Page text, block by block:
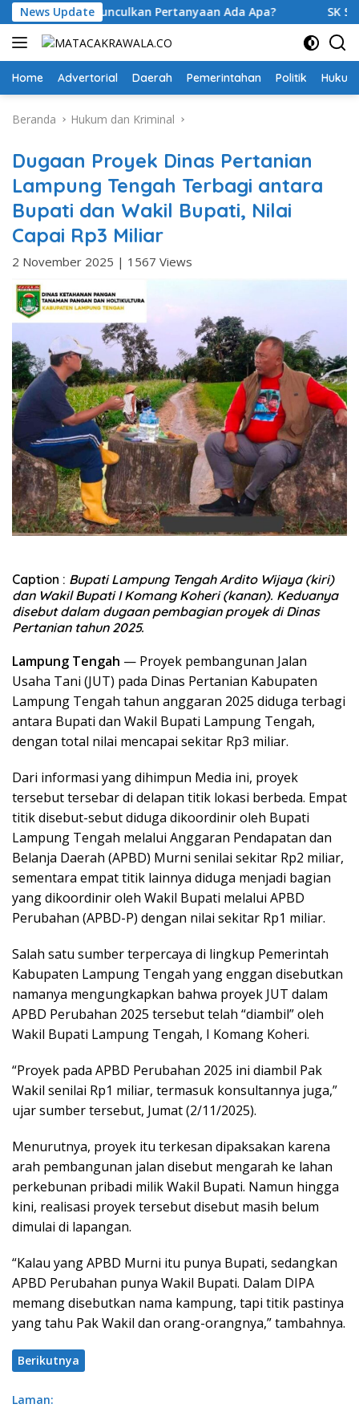
Langsung
ke
konten
News Update
Munculkan Pertanyaan Ada Apa? SK Sudah Terbit,
Home Advertorial Daerah Pemerintahan Politik
Beranda Hukum dan Kriminal
Dugaan Proyek Dinas Pertanian
Lampung Tengah Terbagi antara
Bupati dan Wakil Bupati, Nilai
Capai Rp3 Miliar
2 November 2025 | 1567 Views
Caption : Bupati Lampung Tengah Ardito Wijaya (kiri)
dan Wakil Bupati I Komang Koheri (kanan). Keduanya
disebut dalam dugaan pembagian proyek di Dinas
Pertanian tahun 2025.
Lampung Tengah — Proyek pembangunan Jalan
Usaha Tani (JUT) pada Dinas Pertanian Kabupaten
Lampung Tengah tahun anggaran 2025 diduga terbagi
antara Bupati dan Wakil Bupati Lampung Tengah,
dengan total nilai mencapai sekitar Rp3 miliar.
Dari informasi yang dihimpun Media ini, proyek
tersebut tersebar di delapan titik lokasi berbeda. Empat
titik disebut-sebut diduga dikoordinir oleh Bupati
Lampung Tengah melalui Anggaran Pendapatan dan
Belanja Daerah (APBD) Murni senilai sekitar Rp2 miliar,
sementara empat titik lainnya diduga menjadi bagian
yang dikoordinir oleh Wakil Bupati melalui APBD
Perubahan (APBD-P) dengan nilai sekitar Rp1 miliar.
Salah satu sumber terpercaya di lingkup Pemerintah
Kabupaten Lampung Tengah yang enggan disebutkan
namanya mengungkapkan bahwa proyek JUT dalam
APBD Perubahan 2025 tersebut telah “diambil” oleh
Wakil Bupati Lampung Tengah, I Komang Koheri.
“Proyek pada APBD Perubahan 2025 ini diambil Pak
Wakil senilai Rp1 miliar, termasuk konsultannya juga,”
ujar sumber tersebut, Jumat (2/11/2025).
Menurutnya, proyek itu terkesan dipaksakan karena
arah pembangunan jalan disebut mengarah ke lahan
perkebunan pribadi milik Wakil Bupati. Namun hingga
kini, realisasi proyek tersebut disebut masih belum
dimulai di lapangan.
“Kalau yang APBD Murni itu punya Bupati, sedangkan
APBD Perubahan punya Wakil Bupati. Dalam DIPA
memang disebutkan nama kampung, tapi titik pastinya
yang tahu Pak Wakil dan orang-orangnya,” tambahnya.
Berikutnya
Laman: